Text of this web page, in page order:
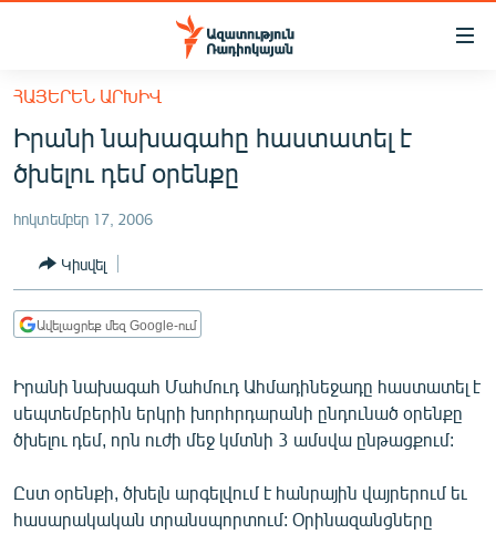
Մատչելիության
հիմնական
բովանդակությանը
Անցնել
հիմնական
մենյուին
ՀԱՅԱՍՏԱՆ
ՔԱՂԱՔԱԿԱՆ
ԸՆՏՐՈՒԹՅՈՒՆՆԵՐ 2026
ԻՐԱՎՈՒՆՔ
ՀԱՍԱՐԱԿՈՒԹՅՈՒՆ
ՂԱՐԱԲԱՂ
ՊԱՏԵՐԱԶՄԻ 6 ՇԱԲԱԹՆԵՐԸ
ՄԻՋԱԶԳԱՅԻՆ
ՀԱՅԵՐԵՆ ԱՐԽԻՎ
Իրանի նախագահը հաստատել է
ծխելու դեմ օրենքը
հոկտեմբեր 17, 2006
Կիսվել
Ավելացրեք մեզ Google-ում
Իրանի նախագահ Մահմուդ Ահմադինեջադը հաստատել է
սեպտեմբերին երկրի խորհրդարանի ընդունած օրենքը
ծխելու դեմ, որն ուժի մեջ կմտնի 3 ամսվա ընթացքում:
Ըստ օրենքի, ծխելն արգելվում է հանրային վայրերում եւ
հասարակական տրանսպորտում: Օրինազանցները